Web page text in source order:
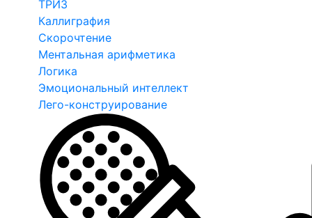
ТРИЗ
Каллиграфия
Скорочтение
Ментальная арифметика
Логика
Эмоциональный интеллект
Лего-конструирование